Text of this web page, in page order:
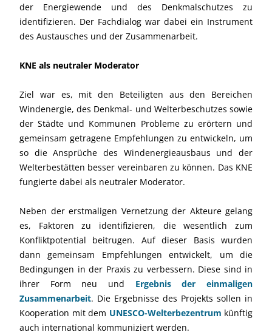
der Energiewende und des Denkmalschutzes zu
identifizieren. Der Fachdialog war dabei ein Instrument
des Austausches und der Zusammenarbeit.
KNE als neutraler Moderator
Ziel war es, mit den Beteiligten aus den Bereichen
Windenergie, des Denkmal- und Welterbeschutzes sowie
der Städte und Kommunen Probleme zu erörtern und
gemeinsam getragene Empfehlungen zu entwickeln, um
so die Ansprüche des Windenergieausbaus und der
Welterbestätten besser vereinbaren zu können. Das KNE
fungierte dabei als neutraler Moderator.
Neben der erstmaligen Vernetzung der Akteure gelang
es, Faktoren zu identifizieren, die wesentlich zum
Konfliktpotential beitrugen. Auf dieser Basis wurden
dann gemeinsam Empfehlungen entwickelt, um die
Bedingungen in der Praxis zu verbessern. Diese sind in
ihrer Form neu und Ergebnis der einmaligen
Zusammenarbeit. Die Ergebnisse des Projekts sollen in
Kooperation mit dem UNESCO-Welterbezentrum künftig
auch international kommuniziert werden.